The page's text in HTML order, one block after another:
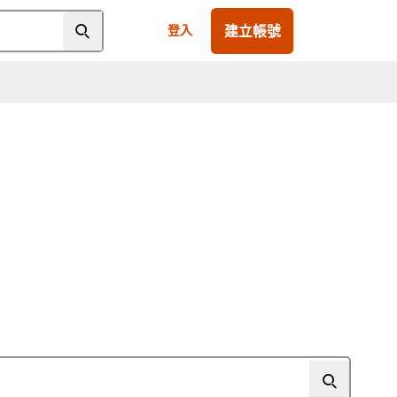
登入 建立帳號